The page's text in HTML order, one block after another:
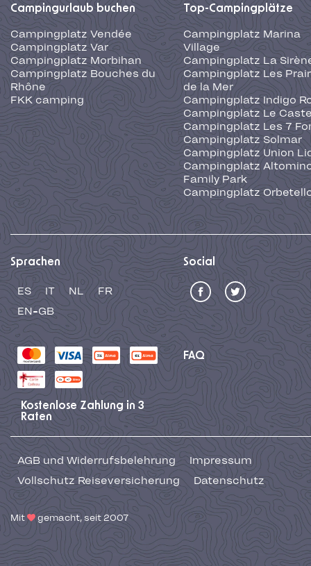
Campingurlaub buchen
Campingplatz Vendée
Campingplatz Var
Campingplatz Morbihan
Campingplatz Bouches du
Rhône
FKK camping
Top-Campingplätze
Campingplatz Marina
Village
Campingplatz La
Campingplatz Les
de la Mer
Campingplatz Indigo
Campingplatz Le
Campingplatz Les 7
Campingplatz Solmar
Campingplatz Union
Campingplatz
Family Park
Campingplatz
Sprachen
ES IT NL
FR
EN-GB
Social
FAQ
Kostenlose Zahlung in 3
Raten
AGB und Widerrufsbelehrung
Impressum
Vollschutz Reiseversicherung
Datenschutz
Mit gemacht, seit 2007